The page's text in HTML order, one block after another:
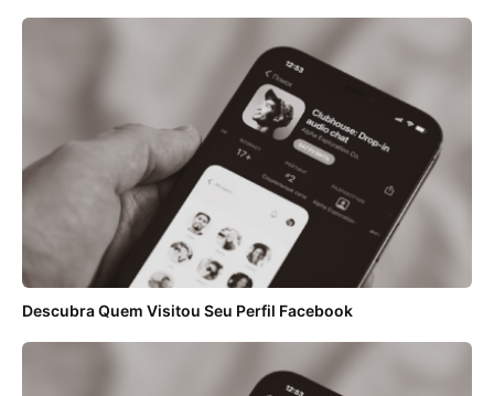
Descubra Quem Visitou Seu Perfil Facebook